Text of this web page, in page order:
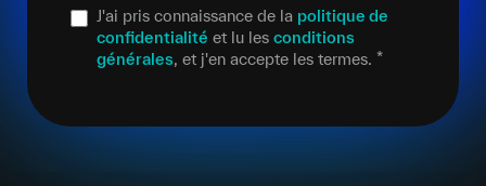
J'ai pris connaissance de la politique de
confidentialité et lu les conditions
générales, et j'en accepte les termes. *